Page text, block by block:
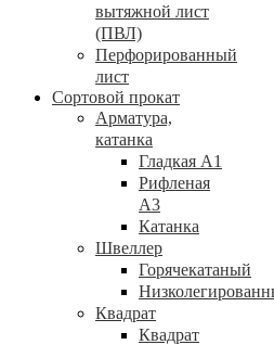
вытяжной лист
(ПВЛ)
Перфорированный
лист
Сортовой прокат
Арматура,
катанка
Гладкая А1
Рифленая
А3
Катанка
Швеллер
Горячекатаный
Квадрат
Квадрат